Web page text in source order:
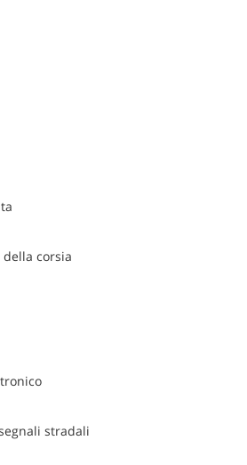
corsia
stradali